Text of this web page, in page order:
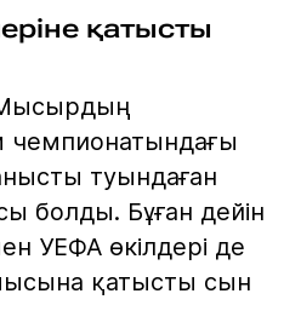
қатысты
Мысырдың
туындаған
болды. Бұған дейін
УЕФА өкілдері де
қатысты сын